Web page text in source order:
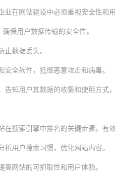
业在网站建设中必须重视安全性和
保用户数据传输的安全性。
数据丢失。
全软件，抵御恶意攻击和病毒。
知用户其数据的收集和使用方式，
在搜索引擎中排名的关键步骤。有
用户搜索习惯，优化网站内容。
网站的可抓取性和用户体验。